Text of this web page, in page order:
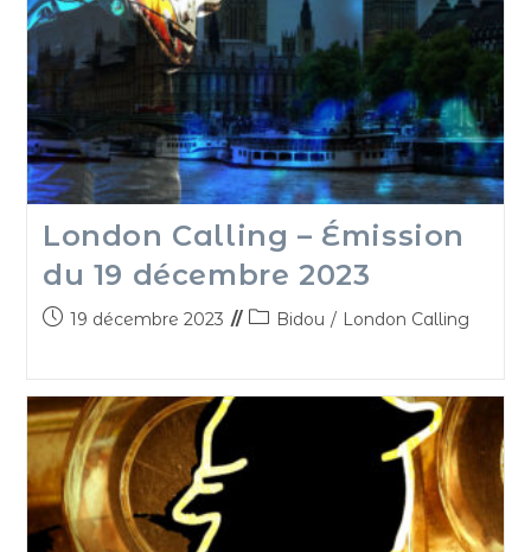
London Calling – Émission
du 19 décembre 2023
19 décembre 2023 Bidou / London Calling